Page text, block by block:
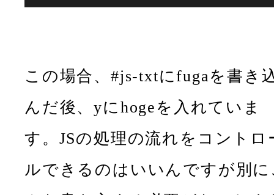
この場合、#js-txtにfugaを書き
んだ後、yにhogeを入れていま
す。JSの処理の流れをコントロ
ルできるのはいいんですが別に